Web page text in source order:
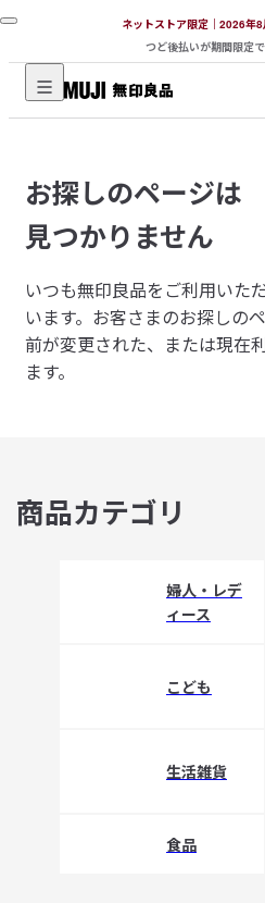
ネットストア限定｜2026年
つど後払いが期間限定で
無
品
ネ
ッ
ト
ス
ト
ア
お探しのページは
見つかりません
いつも無印良品をご利用いた
います。 お客さまのお探しの
前が変更された、または現在
ます。
商品カテゴリ
婦人・レデ
ィース
こども
生活雑貨
食品